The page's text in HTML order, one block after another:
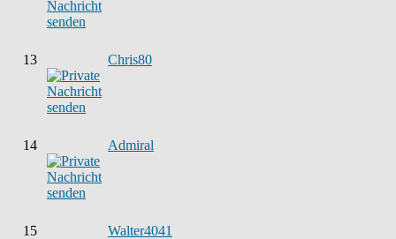
13 Chris80
14 Admiral
15 Walter4041